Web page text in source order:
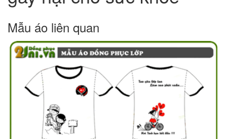
Mẫu áo liên quan